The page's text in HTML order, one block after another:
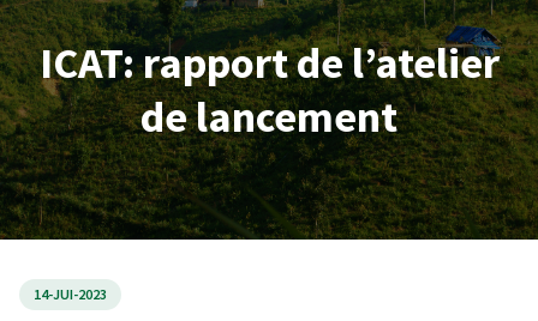
ICAT: rapport de l’atelier
de lancement
14-JUI-2023